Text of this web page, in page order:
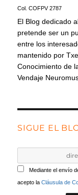
Col. COFPV 2787
El Blog dedicado
pretende ser un
entre los
mantenido por
Conocimiento de
Vendaje
SIGUE EL
Mediante el envío
acepto laCláusula de